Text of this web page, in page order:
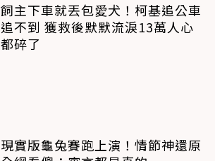
飼主下車就丟包愛犬！柯基追公車
追不到 獲救後默默流淚13萬人心
都碎了
現實版龜兔賽跑上演！情節神還原